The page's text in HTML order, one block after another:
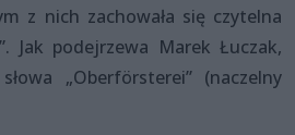
z nich zachowała się czytelna
Jak podejrzewa Marek Łuczak,
„Oberförsterei” (naczelny